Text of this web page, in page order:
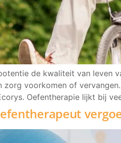
de kwaliteit van leven
zorg voorkomen of
Oefentherapie lijkt bij